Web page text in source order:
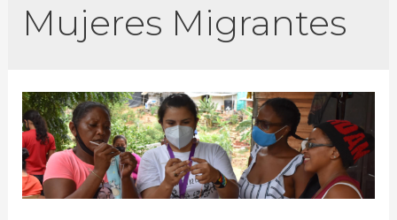
Mujeres Migrantes